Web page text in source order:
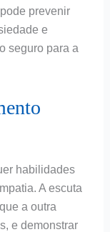
prevenir
e
seguro para a
habilidades
A escuta
a outra
e demonstrar